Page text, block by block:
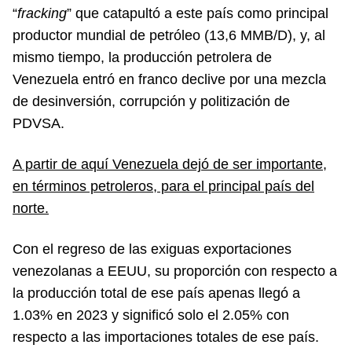
“fracking” que catapultó a este país como principal
productor mundial de petróleo (13,6 MMB/D), y, al
mismo tiempo, la producción petrolera de
Venezuela entró en franco declive por una mezcla
de desinversión, corrupción y politización de
PDVSA.
A partir de aquí Venezuela dejó de ser importante,
en términos petroleros, para el principal país del
norte.
Con el regreso de las exiguas exportaciones
venezolanas a EEUU, su proporción con respecto a
la producción total de ese país apenas llegó a
1.03% en 2023 y significó solo el 2.05% con
respecto a las importaciones totales de ese país.